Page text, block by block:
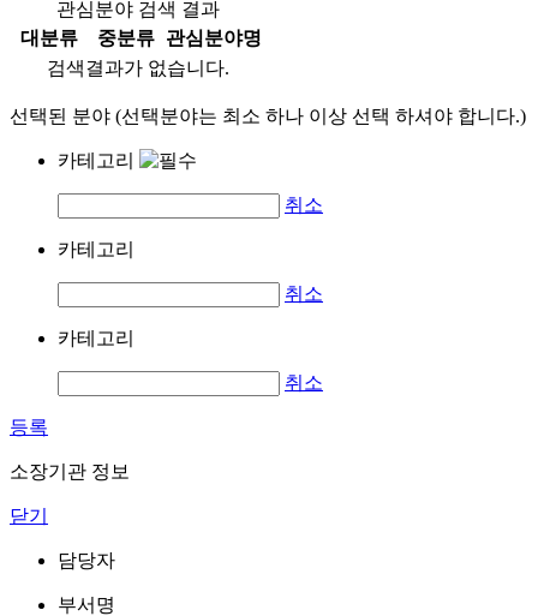
관심분야 검색 결과
대분류
중분류
관심분야명
검색결과가 없습니다.
선택된 분야 (선택분야는 최소 하나 이상 선택 하셔야 합니다.)
카테고리
취소
카테고리
취소
카테고리
취소
등록
소장기관 정보
닫기
담당자
부서명